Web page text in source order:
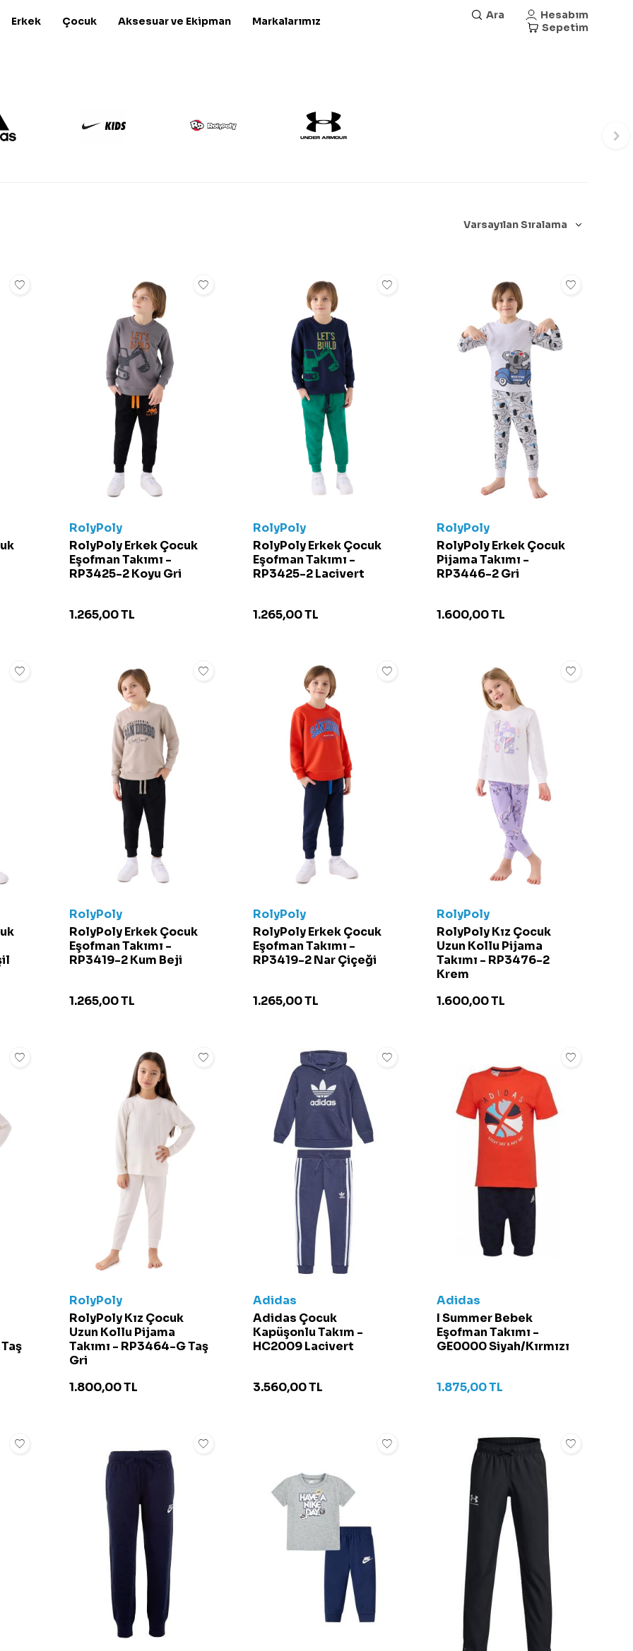
Erkek Çocuk Aksesuar ve Ekipman Markalarımız Ara
Hesabım
Sepetim
RolyPoly
RolyPoly Erkek Çocuk
Eşofman Takımı -
RP3425-2 Koyu Gri
1.265,00TL
RolyPoly
RolyPoly Erkek Çocuk
Eşofman Takımı -
RP3425-2 Lacivert
1.265,00TL
RolyPoly
RolyPoly Erkek Çocuk
Pijama Takımı -
RP3446-2 Gri
1.600,00TL
RolyPoly
RolyPoly Erkek Çocuk
Eşofman Takımı -
RP3419-2 Kum Beji
1.265,00TL
RolyPoly
RolyPoly Erkek Çocuk
Eşofman Takımı -
RP3419-2 Nar Çiçeği
1.265,00TL
RolyPoly
RolyPoly Kız Çocuk
Uzun Kollu Pijama
Takımı - RP3476-2
Krem
1.600,00TL
RolyPoly
RolyPoly Kız Çocuk
Uzun Kollu Pijama
Takımı - RP3464-G Taş
Gri
1.800,00TL
Adidas
Adidas Çocuk
Kapüşonlu Takım -
HC2009 Lacivert
3.560,00TL
Adidas
I Summer Bebek
Eşofman Takımı -
GE0000 Siyah/Kırmızı
1.875,00TL